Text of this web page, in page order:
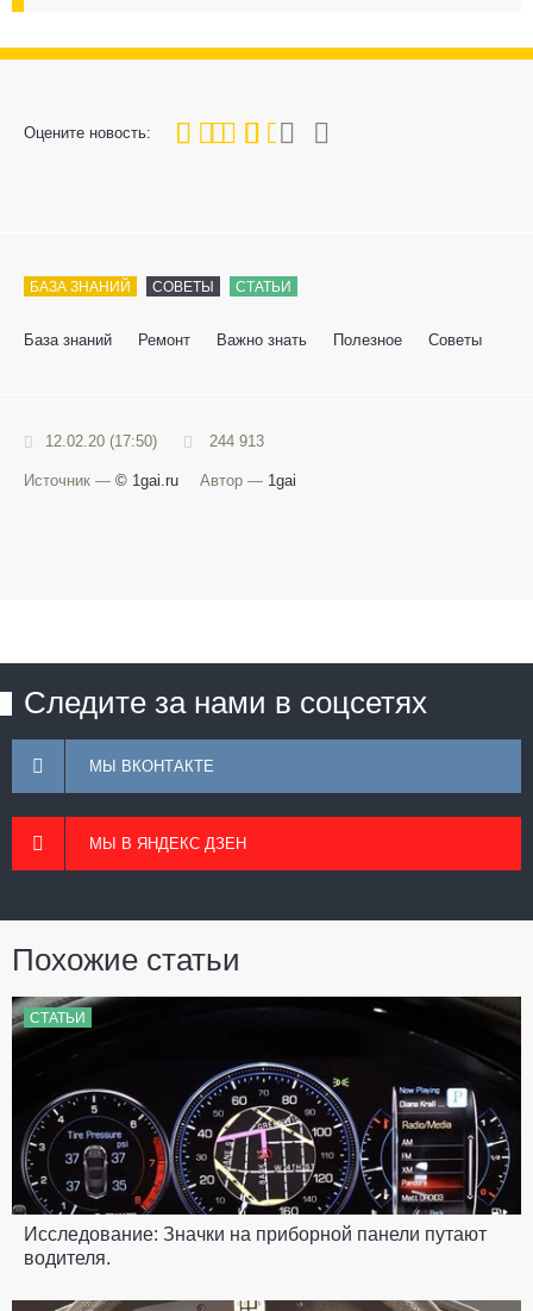
Оцените новость:
60
1 3 4 5
БАЗА ЗНАНИЙ СОВЕТЫ СТАТЬИ
База знаний Ремонт Важно знать Полезное Советы
12.02.20 (17:50) 244 913
Источник — © 1gai.ru Автор — 1gai
Следите за нами в соцсетях
МЫ ВКОНТАКТЕ
МЫ В ЯНДЕКС ДЗЕН
Похожие статьи
СТАТЬИ
Исследование: Значки на приборной панели путают
водителя.